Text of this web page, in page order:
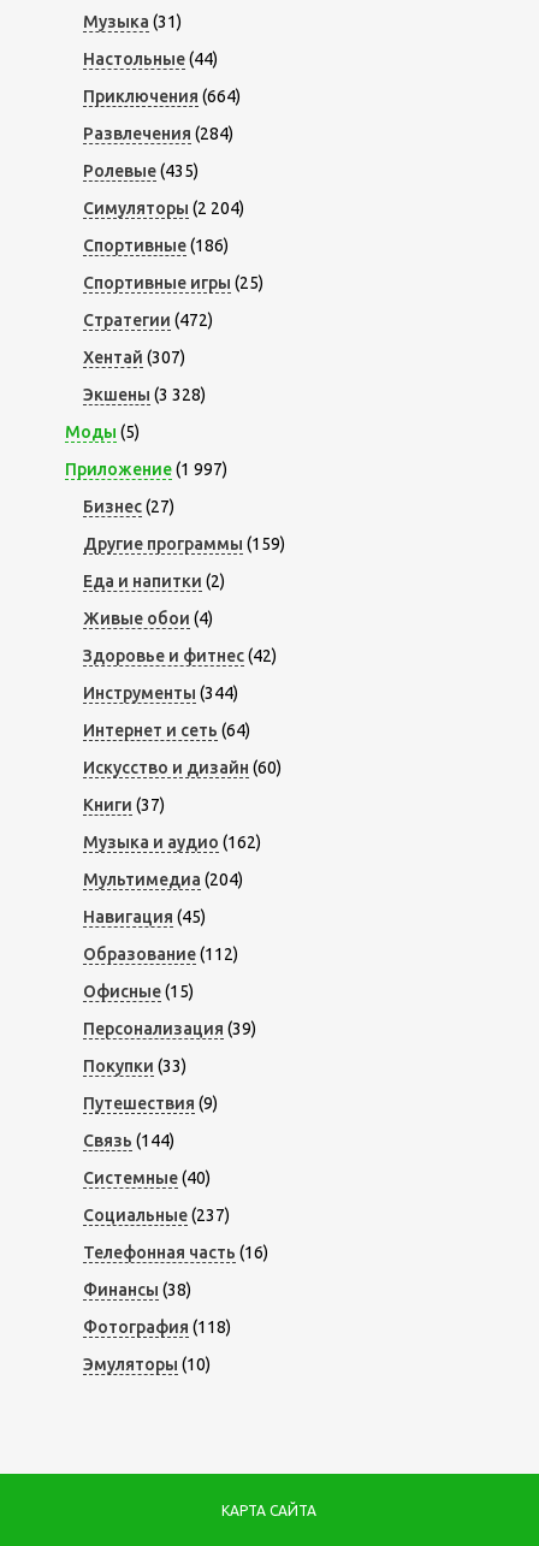
Музыка (31)
Настольные(44)
Приключения (664)
Развлечения (284)
Ролевые(435)
Симуляторы (2 204)
Спортивные(186)
Спортивные игры (25)
Стратегии (472)
Хентай (307)
Экшены (3 328)
Моды (5)
Приложение(1 997)
Бизнес(27)
Другие программы (159)
Еда и напитки (2)
Живые обои (4)
Здоровье и фитнес(42)
Инструменты (344)
Интернет и сеть (64)
Искусство и дизайн (60)
Книги (37)
Музыка и аудио (162)
Мультимедиа (204)
Навигация (45)
Образование(112)
Офисные(15)
Персонализация (39)
Покупки (33)
Путешествия (9)
Связь (144)
Системные(40)
Социальные(237)
Телефонная часть (16)
Финансы (38)
Фотография (118)
Эмуляторы (10)
КАРТА САЙТА